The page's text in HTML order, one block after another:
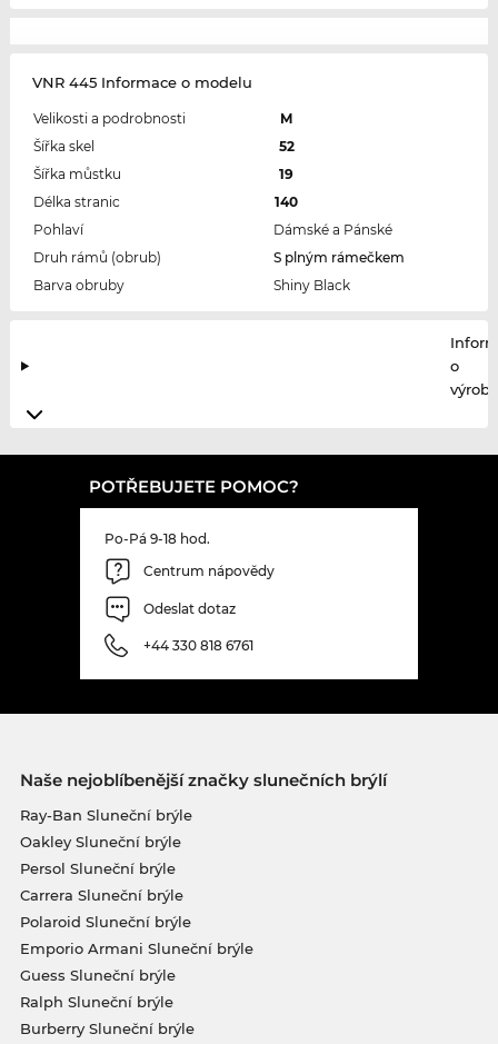
VNR 445 Informace o modelu
Velikosti a podrobnosti
M
Šířka skel
52
Šířka můstku
19
Délka stranic
140
Pohlaví
Dámské a Pánské
Druh rámů (obrub)
S plným rámečkem
Barva obruby
Shiny Black
o
POTŘEBUJETE POMOC?
Po-Pá 9-18 hod.
Centrum nápovědy
Odeslat dotaz
+44 330 818 6761
Naše nejoblíbenější značky slunečních brýlí
Ray-Ban Sluneční brýle
Oakley Sluneční brýle
Persol Sluneční brýle
Carrera Sluneční brýle
Polaroid Sluneční brýle
Emporio Armani Sluneční brýle
Guess Sluneční brýle
Ralph Sluneční brýle
Burberry Sluneční brýle